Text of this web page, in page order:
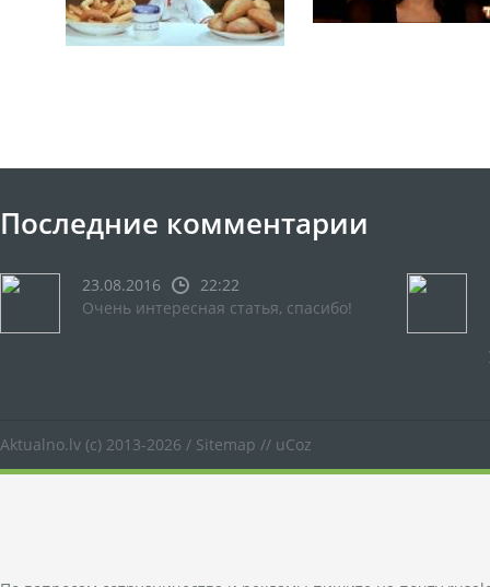
Последние комментарии
23.08.2016
22:22
Очень интересная статья, спасибо!
Aktualno.lv (c) 2013-2026 / Sitemap // uCoz